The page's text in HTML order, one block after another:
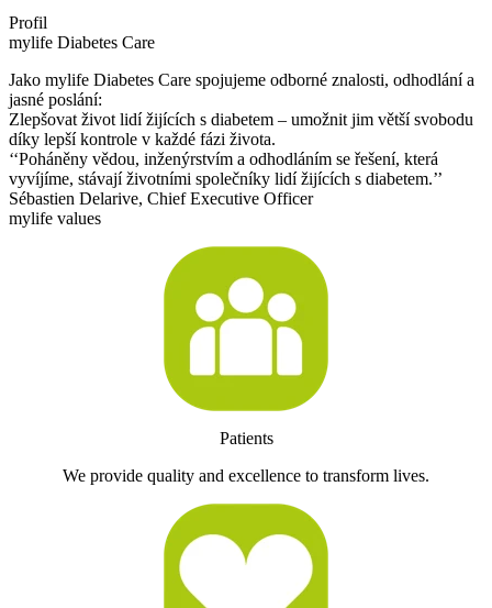
Profil
mylife Diabetes Care
Jako mylife Diabetes Care spojujeme odborné znalosti, odhodlání a
jasné poslání:
Zlepšovat život lidí žijících s diabetem – umožnit jim větší svobodu
díky lepší kontrole v každé fázi života.
‘‘Poháněny vědou, inženýrstvím a odhodláním se řešení, která
vyvíjíme, stávají životními společníky lidí žijících s diabetem.’’
Sébastien Delarive, Chief Executive Officer
mylife values
Patients
We provide quality and excellence to transform lives.